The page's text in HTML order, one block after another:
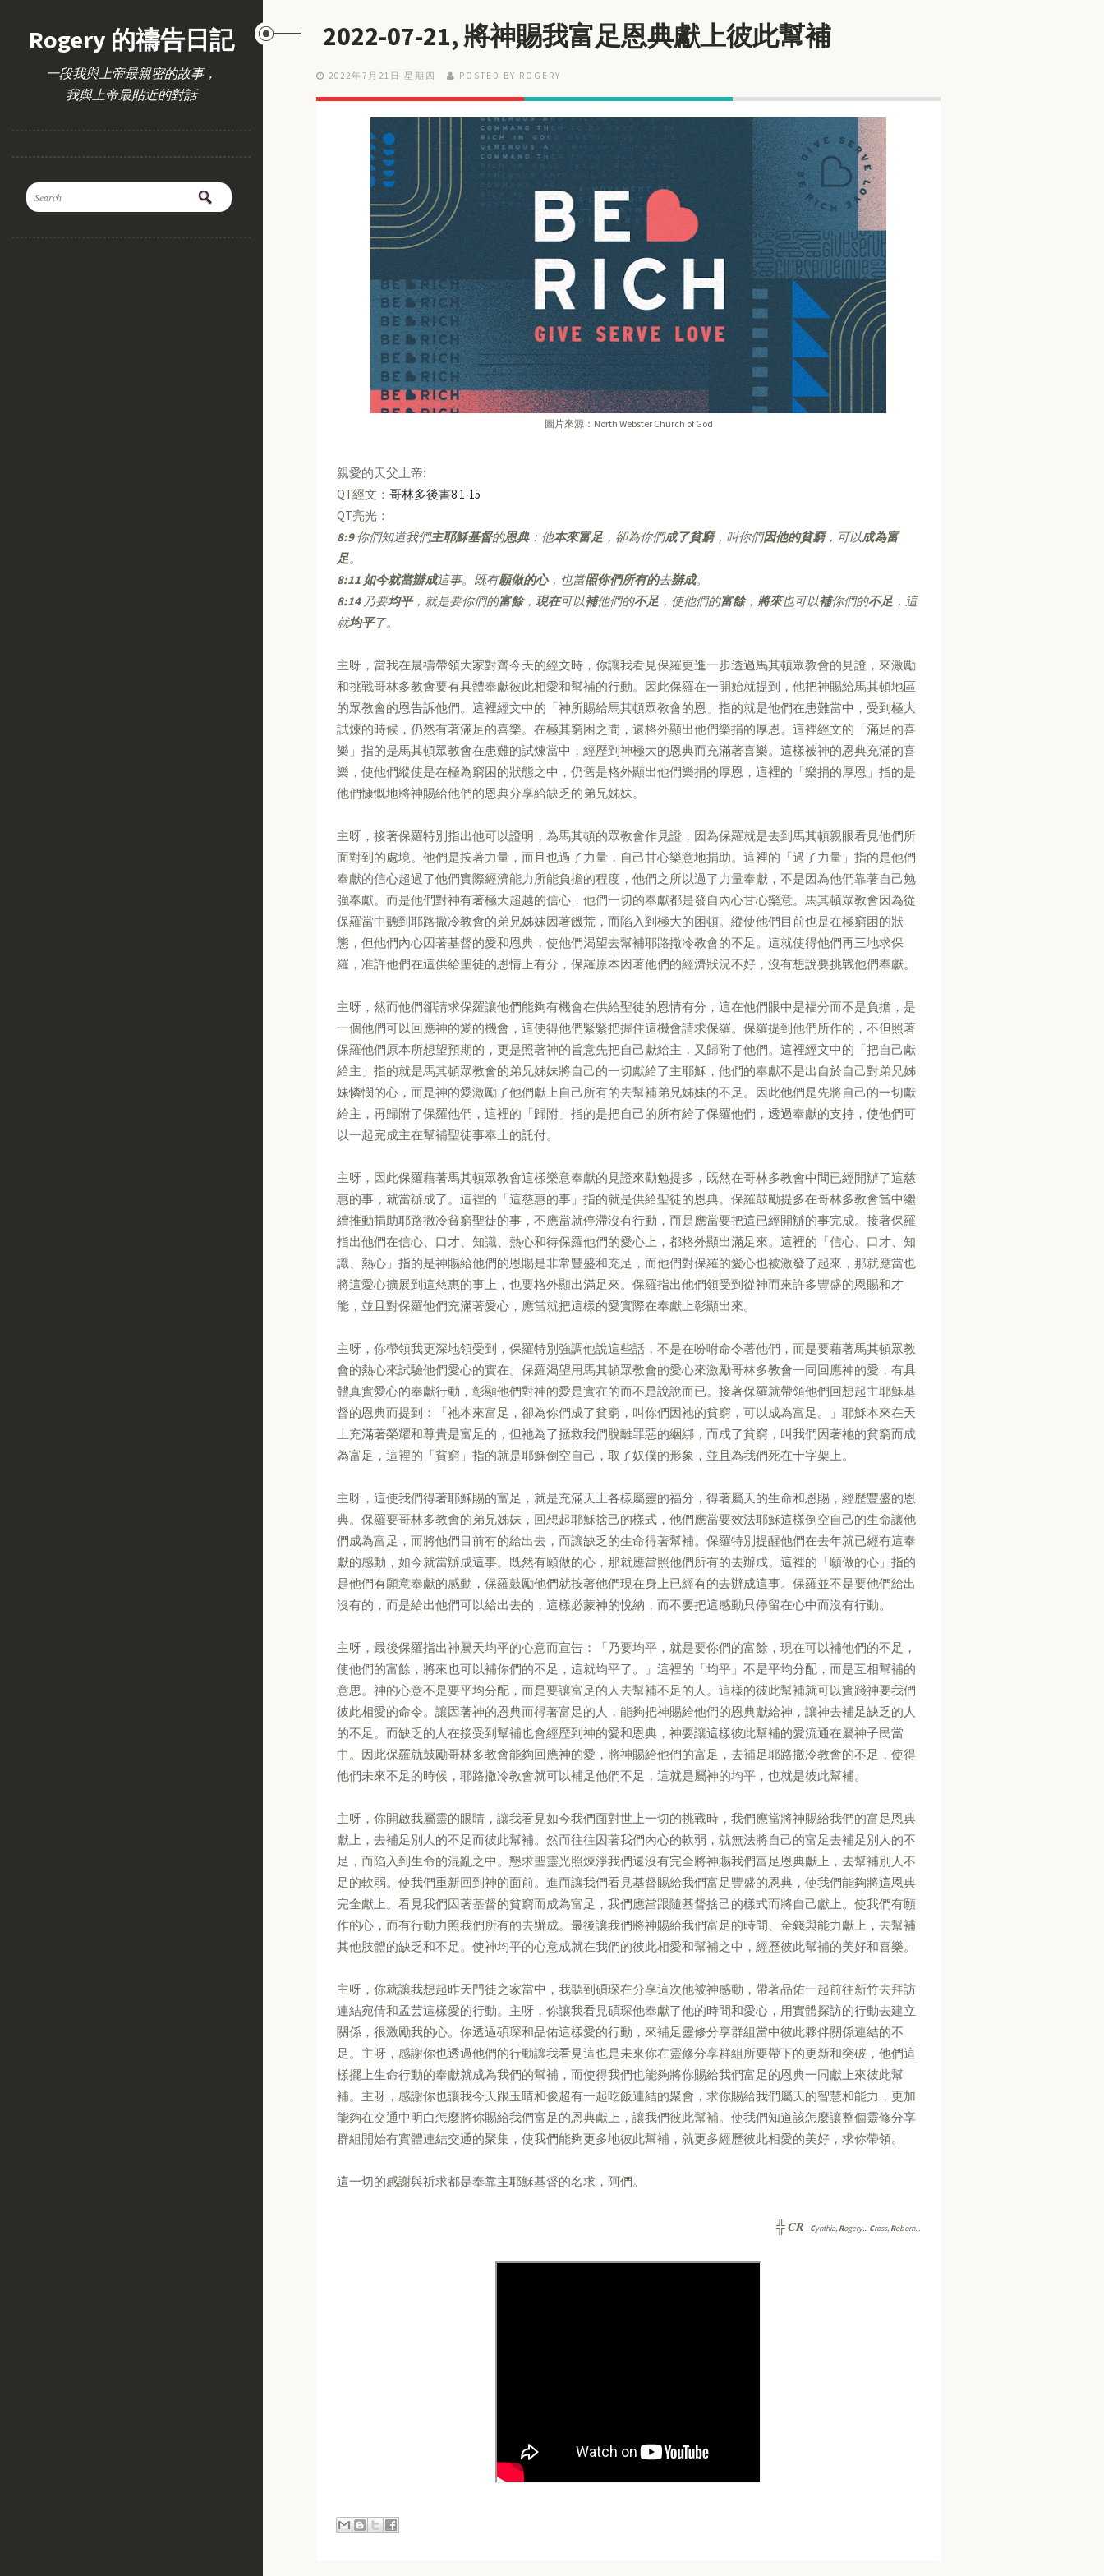
Rogery 的禱告日記
一段我與上帝最親密的故事，
我與上帝最貼近的對話
2022-07-21, 將神賜我富足恩典獻上彼此幫補
2022年7月21日 星期四 POSTED BY ROGERY
圖片來源：North Webster Church of God
親愛的天父上帝:
QT經文： 哥林多後書8:1-15
QT亮光：
8:9你們知道我們主耶穌基督的恩典：他本來富足 ，卻為你們成了貧窮，叫你們因他的貧窮，可以成為富
足。
8:11 如今就當辦成這事。既有願做的心，也當照你們所有的去辦成。
8:14乃要均平，就是要你們的富餘， 現在可以補他們的不足 ，使他們的富餘， 將來也可以補你們的不足 ，這
就均平了。
主呀，當我在晨禱帶領大家對齊今天的經文時，你讓我看見保羅更進一步透過馬其頓眾教會的見證，來激勵
和挑戰哥林多教會要有具體奉獻彼此相愛和幫補的行動。因此保羅在一開始就提到，他把神賜給馬其頓地區
的眾教會的恩告訴他們。這裡經文中的「神所賜給馬其頓眾教會的恩」指的就是他們在患難當中，受到極大
試煉的時候，仍然有著滿足的喜樂。在極其窮困之間，還格外顯出他們樂捐的厚恩。這裡經文的「滿足的喜
樂」指的是馬其頓眾教會在患難的試煉當中，經歷到神極大的恩典而充滿著喜樂。這樣被神的恩典充滿的喜
樂，使他們縱使是在極為窮困的狀態之中，仍舊是格外顯出他們樂捐的厚恩，這裡的「樂捐的厚恩」指的是
他們慷慨地將神賜給他們的恩典分享給缺乏的弟兄姊妹。
主呀，接著保羅特別指出他可以證明，為馬其頓的眾教會作見證，因為保羅就是去到馬其頓親眼看見他們所
面對到的處境。他們是按著力量，而且也過了力量，自己甘心樂意地捐助。這裡的「過了力量」指的是他們
奉獻的信心超過了他們實際經濟能力所能負擔的程度，他們之所以過了力量奉獻，不是因為他們靠著自己勉
強奉獻。而是他們對神有著極大超越的信心，他們一切的奉獻都是發自內心甘心樂意。馬其頓眾教會因為從
保羅當中聽到耶路撒冷教會的弟兄姊妹因著饑荒，而陷入到極大的困頓。縱使他們目前也是在極窮困的狀
態，但他們內心因著基督的愛和恩典，使他們渴望去幫補耶路撒冷教會的不足。這就使得他們再三地求保
羅，准許他們在這供給聖徒的恩情上有分，保羅原本因著他們的經濟狀況不好，沒有想說要挑戰他們奉獻。
主呀，然而他們卻請求保羅讓他們能夠有機會在供給聖徒的恩情有分，這在他們眼中是福分而不是負擔，是
一個他們可以回應神的愛的機會，這使得他們緊緊把握住這機會請求保羅。保羅提到他們所作的，不但照著
保羅他們原本所想望預期的，更是照著神的旨意先把自己獻給主，又歸附了他們。這裡經文中的「把自己獻
給主」指的就是馬其頓眾教會的弟兄姊妹將自己的一切獻給了主耶穌，他們的奉獻不是出自於自己對弟兄姊
妹憐憫的心，而是神的愛激勵了他們獻上自己所有的去幫補弟兄姊妹的不足。因此他們是先將自己的一切獻
給主，再歸附了保羅他們，這裡的「歸附」指的是把自己的所有給了保羅他們，透過奉獻的支持，使他們可
以一起完成主在幫補聖徒事奉上的託付。
主呀，因此保羅藉著馬其頓眾教會這樣樂意奉獻的見證來勸勉提多，既然在哥林多教會中間已經開辦了這慈
惠的事，就當辦成了。這裡的「這慈惠的事」指的就是供給聖徒的恩典。保羅鼓勵提多在哥林多教會當中繼
續推動捐助耶路撒冷貧窮聖徒的事，不應當就停滯沒有行動，而是應當要把這已經開辦的事完成。接著保羅
指出他們在信心、口才、知識、熱心和待保羅他們的愛心上，都格外顯出滿足來。這裡的「信心、口才、知
識、熱心」指的是神賜給他們的恩賜是非常豐盛和充足，而他們對保羅的愛心也被激發了起來，那就應當也
將這愛心擴展到這慈惠的事上，也要格外顯出滿足來。保羅指出他們領受到從神而來許多豐盛的恩賜和才
能，並且對保羅他們充滿著愛心，應當就把這樣的愛實際在奉獻上彰顯出來。
主呀，你帶領我更深地領受到，保羅特別強調他說這些話，不是在吩咐命令著他們，而是要藉著馬其頓眾教
會的熱心來試驗他們愛心的實在。保羅渴望用馬其頓眾教會的愛心來激勵哥林多教會一同回應神的愛，有具
體真實愛心的奉獻行動，彰顯他們對神的愛是實在的而不是說說而已。接著保羅就帶領他們回想起主耶穌基
督的恩典而提到：「祂本來富足，卻為你們成了貧窮，叫你們因祂的貧窮，可以成為富足。」耶穌本來在天
上充滿著榮耀和尊貴是富足的，但祂為了拯救我們脫離罪惡的綑綁，而成了貧窮，叫我們因著祂的貧窮而成
為富足，這裡的「貧窮」指的就是耶穌倒空自己，取了奴僕的形象，並且為我們死在十字架上。
主呀，這使我們得著耶穌賜的富足，就是充滿天上各樣屬靈的福分，得著屬天的生命和恩賜，經歷豐盛的恩
典。保羅要哥林多教會的弟兄姊妹，回想起耶穌捨己的樣式，他們應當要效法耶穌這樣倒空自己的生命讓他
們成為富足，而將他們目前有的給出去，而讓缺乏的生命得著幫補。保羅特別提醒他們在去年就已經有這奉
獻的感動，如今就當辦成這事。既然有願做的心，那就應當照他們所有的去辦成。這裡的「願做的心」指的
是他們有願意奉獻的感動，保羅鼓勵他們就按著他們現在身上已經有的去辦成這事。保羅並不是要他們給出
沒有的，而是給出他們可以給出去的，這樣必蒙神的悅納，而不要把這感動只停留在心中而沒有行動。
主呀，最後保羅指出神屬天均平的心意而宣告：「乃要均平，就是要你們的富餘，現在可以補他們的不足，
使他們的富餘，將來也可以補你們的不足，這就均平了。」這裡的「均平」不是平均分配，而是互相幫補的
意思。神的心意不是要平均分配，而是要讓富足的人去幫補不足的人。這樣的彼此幫補就可以實踐神要我們
彼此相愛的命令。讓因著神的恩典而得著富足的人，能夠把神賜給他們的恩典獻給神，讓神去補足缺乏的人
的不足。而缺乏的人在接受到幫補也會經歷到神的愛和恩典，神要讓這樣彼此幫補的愛流通在屬神子民當
中。因此保羅就鼓勵哥林多教會能夠回應神的愛，將神賜給他們的富足，去補足耶路撒冷教會的不足，使得
他們未來不足的時候，耶路撒冷教會就可以補足他們不足，這就是屬神的均平，也就是彼此幫補。
主呀，你開啟我屬靈的眼睛，讓我看見如今我們面對世上一切的挑戰時，我們應當將神賜給我們的富足恩典
獻上，去補足別人的不足而彼此幫補。然而往往因著我們內心的軟弱，就無法將自己的富足去補足別人的不
足，而陷入到生命的混亂之中。懇求聖靈光照煉淨我們還沒有完全將神賜我們富足恩典獻上，去幫補別人不
足的軟弱。使我們重新回到神的面前。進而讓我們看見基督賜給我們富足豐盛的恩典，使我們能夠將這恩典
完全獻上。看見我們因著基督的貧窮而成為富足，我們應當跟隨基督捨己的樣式而將自己獻上。使我們有願
作的心，而有行動力照我們所有的去辦成。最後讓我們將神賜給我們富足的時間、金錢與能力獻上，去幫補
其他肢體的缺乏和不足。使神均平的心意成就在我們的彼此相愛和幫補之中，經歷彼此幫補的美好和喜樂。
主呀，你就讓我想起昨天門徒之家當中，我聽到碩琛在分享這次他被神感動，帶著品佑一起前往新竹去拜訪
連結宛倩和孟芸這樣愛的行動。主呀，你讓我看見碩琛他奉獻了他的時間和愛心，用實體探訪的行動去建立
關係，很激勵我的心。你透過碩琛和品佑這樣愛的行動，來補足靈修分享群組當中彼此夥伴關係連結的不
足。主呀，感謝你也透過他們的行動讓我看見這也是未來你在靈修分享群組所要帶下的更新和突破，他們這
樣擺上生命行動的奉獻就成為我們的幫補，而使得我們也能夠將你賜給我們富足的恩典一同獻上來彼此幫
補。主呀，感謝你也讓我今天跟玉晴和俊超有一起吃飯連結的聚會，求你賜給我們屬天的智慧和能力，更加
能夠在交通中明白怎麼將你賜給我們富足的恩典獻上，讓我們彼此幫補。使我們知道該怎麼讓整個靈修分享
群組開始有實體連結交通的聚集，使我們能夠更多地彼此幫補，就更多經歷彼此相愛的美好，求你帶領。
這一切的感謝與祈求都是奉靠主耶穌基督的名求，阿們。
╬CR -Cynthia, Rogery... Cross, Reborn...